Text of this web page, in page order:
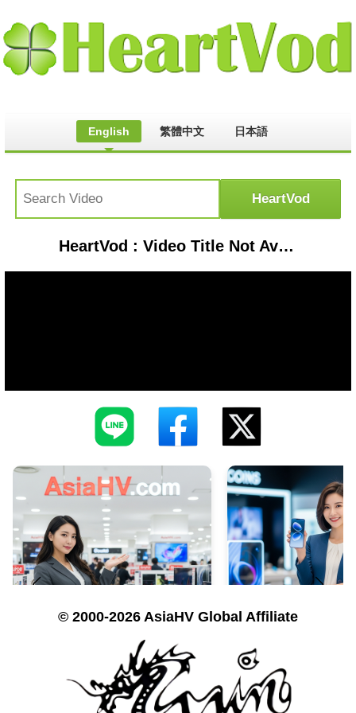
English 繁體中文 日本語
HeartVod : Video Title Not Available
© 2000-2026 AsiaHV Global Affiliate